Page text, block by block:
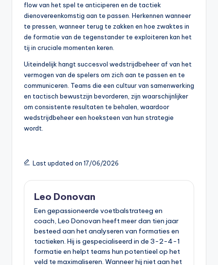
flow van het spel te anticiperen en de tactiek
dienovereenkomstig aan te passen. Herkennen wanneer
te pressen, wanneer terug te zakken en hoe zwaktes in
de formatie van de tegenstander te exploiteren kan het
tij in cruciale momenten keren.
Uiteindelijk hangt succesvol wedstrijdbeheer af van het
vermogen van de spelers om zich aan te passen en te
communiceren. Teams die een cultuur van samenwerking
en tactisch bewustzijn bevorderen, zijn waarschijnlijker
om consistente resultaten te behalen, waardoor
wedstrijdbeheer een hoeksteen van hun strategie
wordt.
Last updated on 17/06/2026
Leo Donovan
Een gepassioneerde voetbalstrateeg en
coach, Leo Donovan heeft meer dan tien jaar
besteed aan het analyseren van formaties en
tactieken. Hij is gespecialiseerd in de 3-2-4-1
formatie en helpt teams hun potentieel op het
veld te maximaliseren. Wanneer hij niet aan het